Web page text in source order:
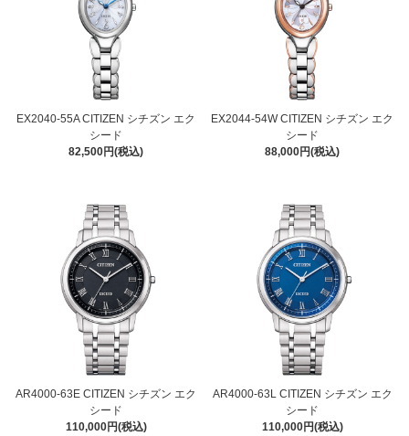
EX2040-55A CITIZEN シチズン エク
シード
82,500円(税込)
EX2044-54W CITIZEN シチズン エク
シード
88,000円(税込)
AR4000-63E CITIZEN シチズン エク
シード
110,000円(税込)
AR4000-63L CITIZEN シチズン エク
シード
110,000円(税込)